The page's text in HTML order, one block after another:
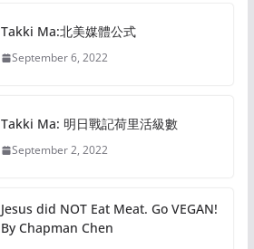
Takki Ma:北美媒體公式
September 6, 2022
Takki Ma: 明日戰記荷里活級數
September 2, 2022
Jesus did NOT Eat Meat. Go VEGAN!
By Chapman Chen